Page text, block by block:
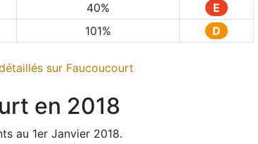
40%
E
101% D
sur Faucoucourt
en 2018
au 1er Janvier 2018.